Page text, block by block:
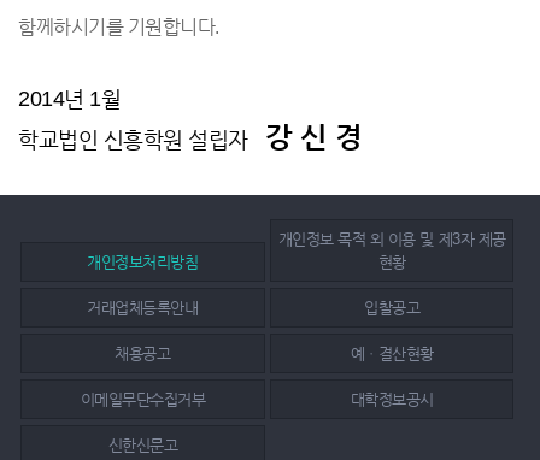
함께하시기를 기원합니다.
2014년 1월
학교법인 신흥학원 설립자
강 신 경
개인정보처리방침
개인정보 목적 외 이용 및 제3자 제공
현황
거래업체등록안내 입찰공고
채용공고 예ㆍ결산현황
이메일무단수집거부 대학정보공시
신한신문고